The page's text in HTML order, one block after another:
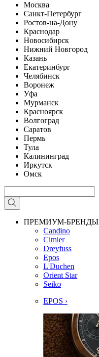
Москва
Санкт-Петербург
Ростов-на-Дону
Краснодар
Новосибирск
Нижний Новгород
Казань
Екатеринбург
Челябинск
Воронеж
Уфа
Мурманск
Красноярск
Волгоград
Саратов
Пермь
Тула
Калининград
Иркутск
Омск
ПРЕМИУМ-БРЕНДЫ
Candino
Cimier
Dreyfuss
Epos
L'Duchen
Orient Star
Seiko
EPOS ›